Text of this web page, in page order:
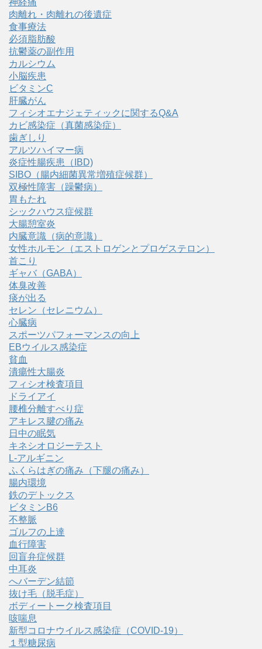
神経痛
肉離れ・肉離れの後遺症
食事療法
必須脂肪酸
抗鬱薬の副作用
カルシウム
小脳疾患
ビタミンC
肝臓がん
フィシオエナジェティックに関するQ&A
カビ感染症（真菌感染症）
歯ぎしり
アルツハイマー病
炎症性腸疾患（IBD)
SIBO（腸内細菌異常増殖症候群）
双極性障害（躁鬱病）
胃もたれ
シックハウス症候群
大腸憩室炎
内臓意識（病的意識）
女性ホルモン（エストロゲンとプロゲステロン）
首こり
ギャバ（GABA）
体臭改善
痰が出る
セレン（セレニウム）
心臓病
スポーツパフォーマンスの向上
EBウイルス感染症
貧血
潰瘍性大腸炎
フィシオ検査項目
ドライアイ
腰椎分離すべり症
アキレス腱の痛み
日中の眠気
キネシオロジーテスト
L-アルギニン
ふくらはぎの痛み（下腿の痛み）
腸内環境
鉄のデトックス
ビタミンB6
不整脈
ゴルフの上達
血行障害
回盲弁症候群
中耳炎
へバーデン結節
抜け毛（脱毛症）
ボディートーク検査項目
咳喘息
新型コロナウイルス感染症（COVID‑19）
１型糖尿病